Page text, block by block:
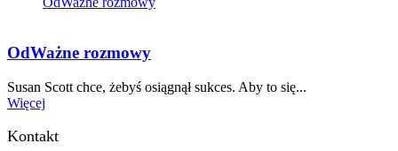
OdWażne rozmowy
Susan Scott chce, żebyś osiągnął sukces. Aby to się...
Więcej
Kontakt